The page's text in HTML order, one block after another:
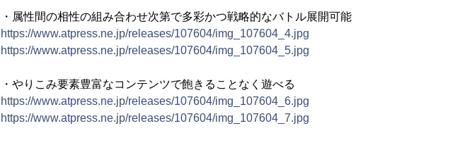
・属性間の相性の組み合わせ次第で多彩かつ戦略的なバトル展開可能
https://www.atpress.ne.jp/releases/107604/img_107604_4.jpg
https://www.atpress.ne.jp/releases/107604/img_107604_5.jpg
・やりこみ要素豊富なコンテンツで飽きることなく遊べる
https://www.atpress.ne.jp/releases/107604/img_107604_6.jpg
https://www.atpress.ne.jp/releases/107604/img_107604_7.jpg